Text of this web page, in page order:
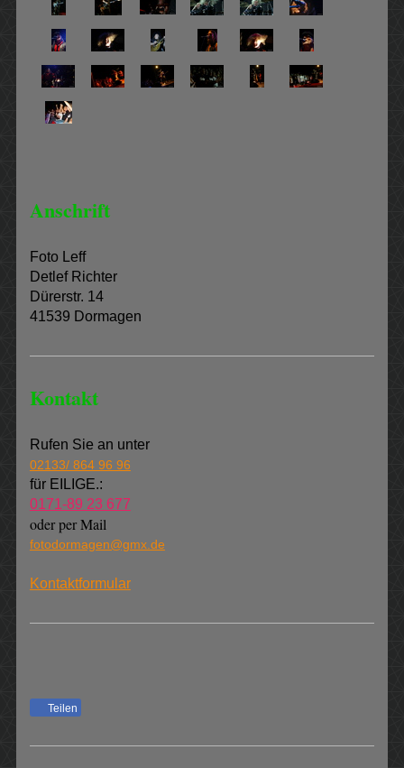
Anschrift
Foto Leff
Detlef Richter
Dürerstr. 14
41539 Dormagen
Kontakt
Rufen Sie an unter
02133/ 864 96 96
für EILIGE.:
0171-89 23 677
oder per Mail
fotodormagen@gmx.de
Kontaktformular
Teilen